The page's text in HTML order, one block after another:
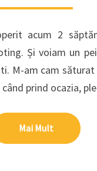
acum 2
Și voiam un
M-am cam
prind ocazia,
Mai MultMai Mult